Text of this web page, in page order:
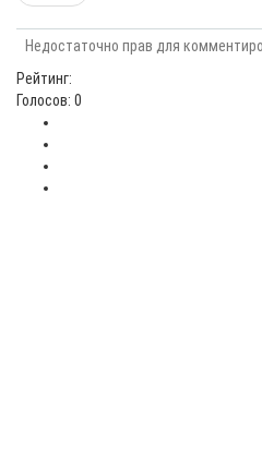
Недостаточно прав для
Рейтинг:
Голосов: 0